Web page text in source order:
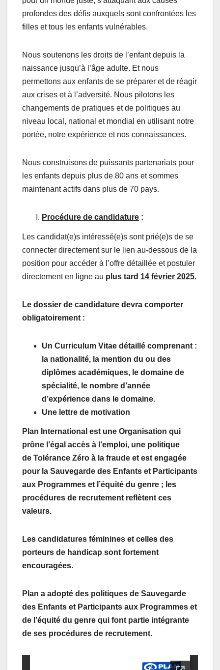
profondes des défis auxquels sont confrontées les
filles et tous les enfants vulnérables.
Nous soutenons les droits de l’enfant depuis la
naissance jusqu’à l’âge adulte. Et nous
permettons aux enfants de se préparer et de réagir
aux crises et à l’adversité. Nous pilotons les
changements de pratiques et de politiques au
niveau local, national et mondial en utilisant notre
portée, notre expérience et nos connaissances.
Nous construisons de puissants partenariats pour
les enfants depuis plus de 80 ans et sommes
maintenant actifs dans plus de 70 pays.
Procédure de candidature :
Les candidat(e)s intéressé(e)s sont prié(e)s de se
connecter directement sur le lien au-dessous de la
position pour accéder à l’offre détaillée et postuler
directement en ligne au plus tard 14 février 2025.
Le dossier de candidature devra comporter
obligatoirement :
Un Curriculum Vitae détaillé comprenant :
la nationalité, la mention du ou des
diplômes académiques, le domaine de
spécialité, le nombre d’année
d’expérience dans le domaine.
Une lettre de motivation
Plan International est une Organisation qui
prône l’égal accès à l’emploi, une politique
de Tolérance Zéro à la fraude etest engagée
pour la Sauvegarde des Enfants et Participants
aux Programmes et l’équité du genre ; les
procédures de recrutement reflètent ces
valeurs.
Les candidatures féminines et celles des
porteurs de handicap sont fortement
encouragées.
Plan a adopté des politiques de Sauvegarde
des Enfants et Participants aux Programmes et
de l’équité du genre qui font partie intégrante
de ses procédures de recrutement.